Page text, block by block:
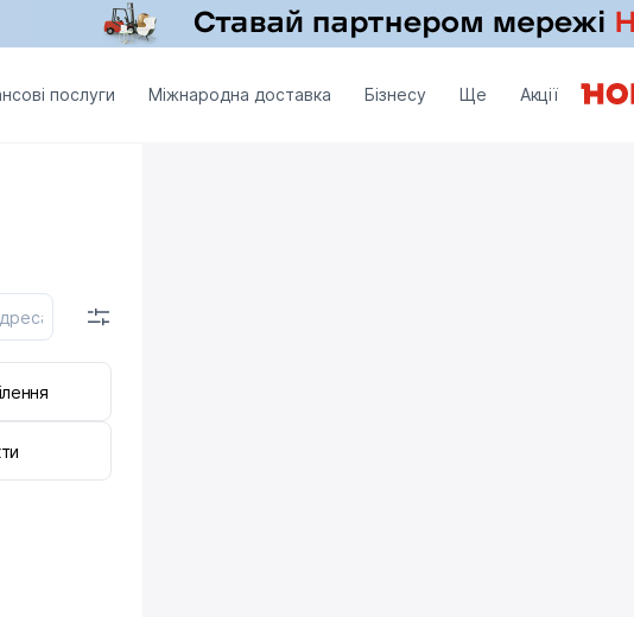
послуги Міжнародна доставка Бізнесу Ще Акції